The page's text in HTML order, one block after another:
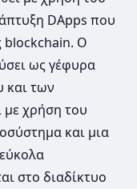
DApps που
blockchain. Ο
ως γέφυρα
και των
χρήση του
και μια
στο διαδίκτυο